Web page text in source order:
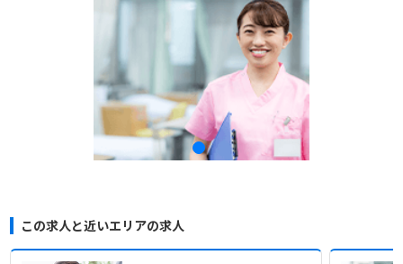
この求人と近いエリアの求人